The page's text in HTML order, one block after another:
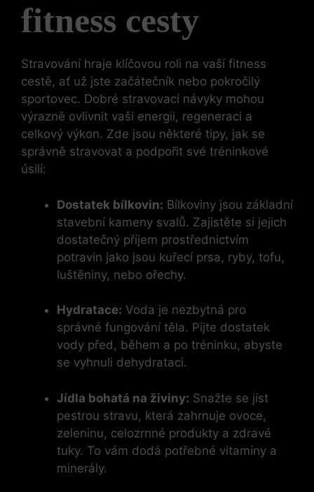
fitness cesty
Stravování hraje klíčovou roli na vaší fitness
cestě, ať už jste začátečník nebo pokročilý
sportovec. Dobré stravovací návyky mohou
výrazně ovlivnit vaši energii, regeneraci a
celkový výkon. Zde jsou některé tipy, jak se
správně stravovat a podpořit své tréninkové
úsilí:
Dostatek bílkovin: Bílkoviny jsou základní
stavební kameny svalů. Zajistěte si jejich
dostatečný příjem prostřednictvím
potravin jako jsou kuřecí prsa, ryby, tofu,
luštěniny, nebo ořechy.
Hydratace: Voda je nezbytná pro
správné fungování těla. Pijte dostatek
vody před, během a po tréninku, abyste
se vyhnuli dehydrataci.
Jídla bohatá na živiny: Snažte se jíst
pestrou stravu, která zahrnuje ovoce,
zeleninu, celozrnné produkty a zdravé
tuky. To vám dodá potřebné vitamíny a
minerály.